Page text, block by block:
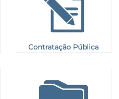
Contratação Pública